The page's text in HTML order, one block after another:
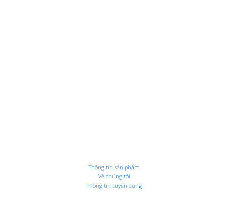
Thông tin sản phẩm
Về chúng tôi
Thông tin tuyển dụng